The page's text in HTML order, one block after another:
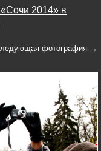
2014» в
фотография →